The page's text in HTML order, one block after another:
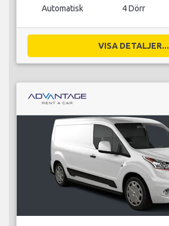
Automatisk 4 Dörr
VISA DETALJER...